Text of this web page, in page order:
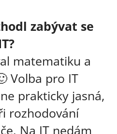
zabývat se
matematiku a
Volba pro IT
prakticky jasná,
rozhodování
Na IT nedám